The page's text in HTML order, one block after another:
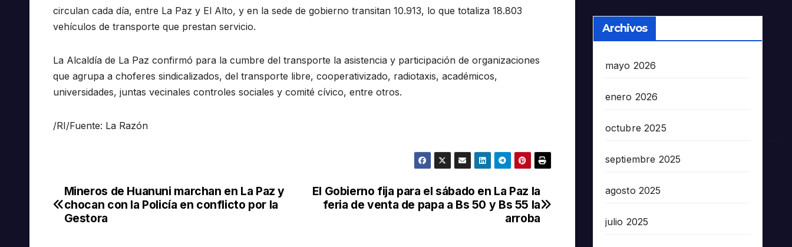
circulan cada día, entre La Paz y El Alto, y en la sede de gobierno transitan 10.913, lo que totaliza 18.803
vehículos de transporte que prestan servicio.
La Alcaldía de La Paz confirmó para la cumbre del transporte la asistencia y participación de organizaciones
que agrupa a choferes sindicalizados, del transporte libre, cooperativizado, radiotaxis, académicos,
universidades, juntas vecinales controles sociales y comité cívico, entre otros.
/RI/Fuente: La Razón
Navegación
de
El Gobierno fija para el sábado en La Paz la
feria de venta de papa a Bs 50 y Bs 55 la
arroba
Mineros de Huanuni marchan en La Paz y
chocan con la Policía en conflicto por la
Gestora
Archivos
mayo 2026
enero 2026
octubre 2025
septiembre 2025
agosto 2025
julio 2025